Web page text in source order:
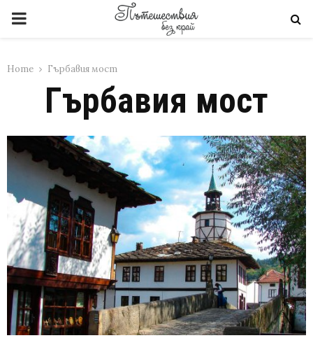
PRIMARY
Home Гърбавия мост
Гърбавия мост